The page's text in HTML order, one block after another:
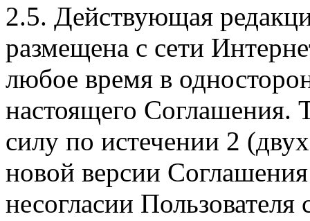
2.5. Действующая
размещена с сети
любое время в
настоящего Соглашения.
силу по истечении 2
новой версии
несогласии